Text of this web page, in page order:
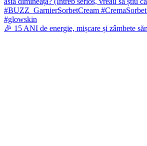
🎉 15 ANI de energie, mișcare și zâmbete